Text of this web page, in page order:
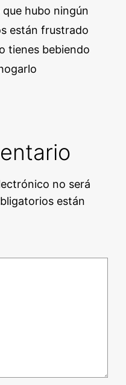
hubo ningún
están frustrado
tienes bebiendo
no será
están